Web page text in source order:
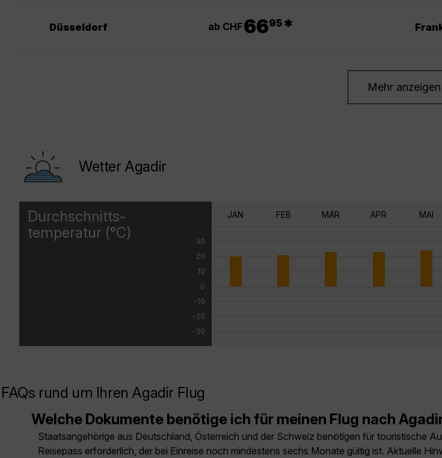
Düsseldorf ab CHF6695 *
Mehr anzeigen
Wetter Agadir
Durchschnitts-
temperatur (°C)
30
20
10
0
-10
-20
-30
JAN FEB MÄR APR MAI
FAQs rund um Ihren Agadir Flug
Welche Dokumente benötige ich für meinen Flug nach
Staatsangehörige aus Deutschland, Österreich und der Schweiz benötigen für touristische
Reisepass erforderlich, der bei Einreise noch mindestens sechs Monate gültig ist. Aktuelle